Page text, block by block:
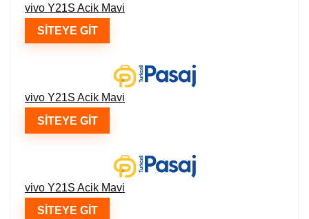
vivo Y21S Acik Mavi
SITEYE GIT
vivo Y21S Acik Mavi
SITEYE GIT
vivo Y21S Acik Mavi
SITEYE GIT